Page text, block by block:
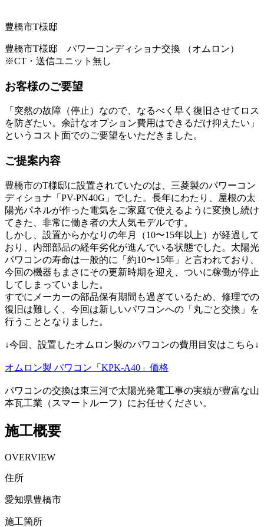
豊橋市T様邸
豊橋市T様邸 パワーコンディショナ交換 （オムロン）
※CT・送信ユニット無し
お客様のご要望
「突然の故障（停止）なので、なるべく早く復旧させてロス
を防ぎたい。余計なオプション費用はできるだけ抑えたい」
というコスト面でのご要望をいただきました。
ご提案内容
豊橋市のT様邸に設置されていたのは、三菱製のパワーコン
ディショナ「PV-PN40G」でした。長年にわたり、屋根の太
陽光パネルが作った電気をご家庭で使えるように変換し続け
てきた、非常に働き者の大人気モデルです。
しかし、設置からかなりの年月（10〜15年以上）が経過して
おり、内部部品の経年劣化が進んでいる状態でした。太陽光
パワコンの寿命は一般的に「約10〜15年」と言われており、
今回の機器もまさにその更新時期を迎え、ついに稼働が停止
してしまっていました。
すでにメーカーの部品保有期間も過ぎているため、修理での
復旧は難しく、今回は新しいパワコンへの「丸ごと交換」を
行うこととなりました。
↓今回、設置したオムロン製のパワコンの費用目安はこちら↓
オムロン製 パワコン「KPK-A40」価格
パワコンの交換は東三河で太陽光発電工事の実績が豊富な山
本瓦工業（スマートルーフ）にお任せください。
施工概要
OVERVIEW
住所
愛知県豊橋市
施工箇所